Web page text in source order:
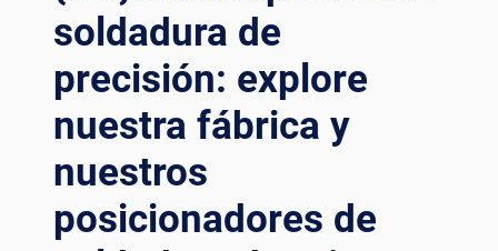
ANIPULATOR P
AN L
AINNYA{:}
ROTADORES
DE
SOLDADURA
EN
ACCIÓN{:}
{:DE}ERKUNDUNG
UNSERER
ERLEBEN
soldadura de
precisión: explore
nuestra fábrica y
nuestros
posicionadores de